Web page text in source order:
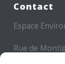
Contact
Espace
Rue de
6000